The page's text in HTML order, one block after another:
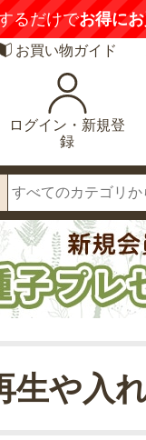
るだけでお得に
お買い物ガイド
ログイン・新規登
録
生や入